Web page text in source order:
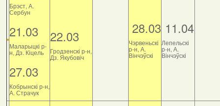
Брэст, А.
Сербун
21.03
Маларыцкі р-
н, Дз. Кіцель
27.03
Кобрынскі р-н,
А. Страчук
22.03
Гродзенскі р-н,
Дз. Якубовіч
28.03
Чэрвеньскі
р-н, А.
Вінчэўскі
11.04
Лепельскі
р-н, А.
Вінчэўскі